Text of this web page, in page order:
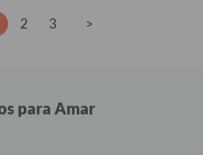
2 3 >
para Amar